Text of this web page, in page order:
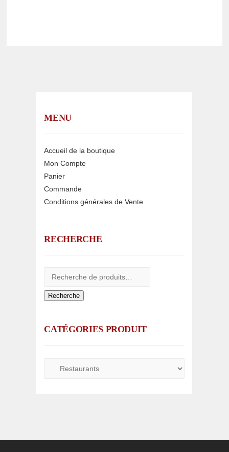
MENU
Accueil de la boutique
Mon Compte
Panier
Commande
Conditions générales de Vente
RECHERCHE
Recherche
CATÉGORIES PRODUIT